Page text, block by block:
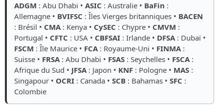
ADGM : Abu Dhabi • ASIC : Australie • BaFin :
Allemagne • BVIFSC : Îles Vierges britanniques • BACEN
: Brésil • CMA: Kenya • CySEC : Chypre • CMVM :
Portugal • CFTC : USA • CBFSAI : Irlande • DFSA: Dubaï •
FSCM : Île Maurice • FCA: Royaume-Uni • FINMA:
Suisse • FRSA: Abu Dhabi • FSAS : Seychelles • FSCA:
Afrique du Sud • JFSA: Japon • KNF : Pologne • MAS :
Singapour • OCRI : Canada • SCB : Bahamas • SFC :
Colombie